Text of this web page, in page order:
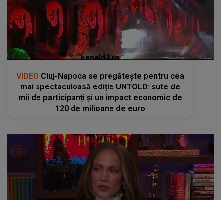
kanald2.ro
VIDEO Cluj-Napoca se pregătește pentru cea
mai spectaculoasă ediție UNTOLD: sute de
mii de participanți și un impact economic de
120 de milioane de euro